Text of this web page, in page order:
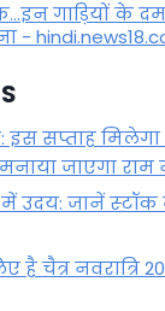
गाड़ियों के
-
इस सप्ताह
जाएगा राम
उदय: जानें स्‍टॉक
है चैत्र नवरात्रि